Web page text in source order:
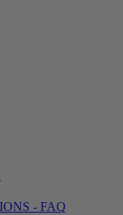
- FAQ